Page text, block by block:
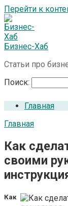
Перейти к
Бизнес-Хаб
Статьи про
Поиск:
Главная
Главная
Как
своими
Как